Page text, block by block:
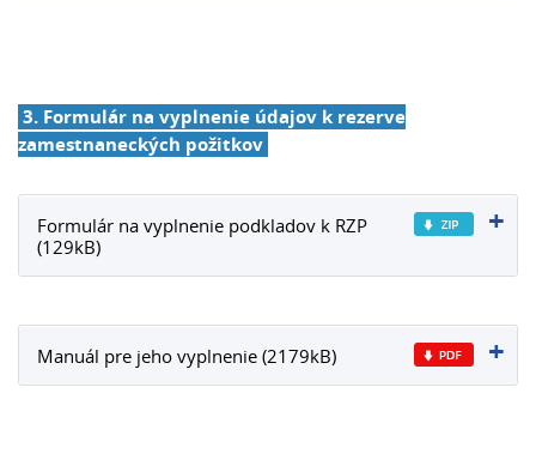
3. Formulár na vyplnenie údajov k rezerve
zamestnaneckých požitkov
Formulár na vyplnenie podkladov k RZP
(129kB)
Manuál pre jeho vyplnenie (2179kB)